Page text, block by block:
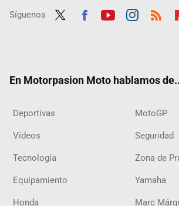
Síguenos
En Motorpasion Moto hablamos
Deportivas MotoGP
Vídeos Seguridad
Tecnología Zona de
Equipamiento Yamaha
Honda Marc